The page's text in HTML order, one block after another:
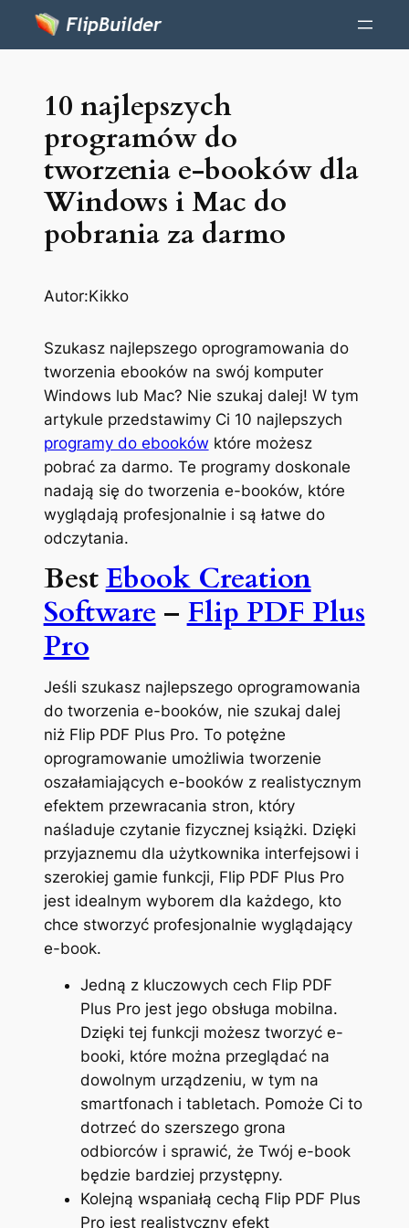
10 najlepszych
programów do
tworzenia e-booków dla
Windows i Mac do
pobrania za darmo
Autor:Kikko
Szukasz najlepszego oprogramowania do
tworzenia ebooków na swój komputer
Windows lub Mac? Nie szukaj dalej! W tym
artykule przedstawimy Ci 10 najlepszych
programy do ebooków które możesz
pobrać za darmo. Te programy doskonale
nadają się do tworzenia e-booków, które
wyglądają profesjonalnie i są łatwe do
odczytania.
BestEbook Creation
Software – Flip PDF Plus
Pro
Jeśli szukasz najlepszego oprogramowania
do tworzenia e-booków, nie szukaj dalej
niż Flip PDF Plus Pro. To potężne
oprogramowanie umożliwia tworzenie
oszałamiających e-booków z realistycznym
efektem przewracania stron, który
naśladuje czytanie fizycznej książki. Dzięki
przyjaznemu dla użytkownika interfejsowi i
szerokiej gamie funkcji, Flip PDF Plus Pro
jest idealnym wyborem dla każdego, kto
chce stworzyć profesjonalnie wyglądający
e-book.
Jedną z kluczowych cech Flip PDF
Plus Pro jest jego obsługa mobilna.
Dzięki tej funkcji możesz tworzyć e-
booki, które można przeglądać na
dowolnym urządzeniu, w tym na
smartfonach i tabletach. Pomoże Ci to
dotrzeć do szerszego grona
odbiorców i sprawić, że Twój e-book
będzie bardziej przystępny.
Kolejną wspaniałą cechą Flip PDF Plus
Pro jest realistyczny efekt